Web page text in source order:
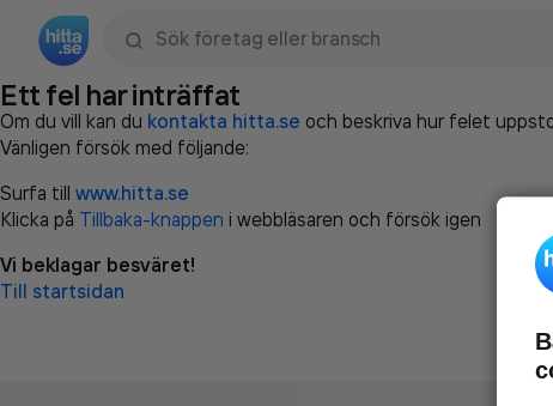
Ett fel har inträffat
Om du vill kan du kontakta hitta.se och beskriva hur felet
Vänligen försök med följande:
Surfa till www.hitta.se
Klicka på Tillbaka-knappen i webbläsaren och försök igen
Vi beklagar besväret!
Till startsidan